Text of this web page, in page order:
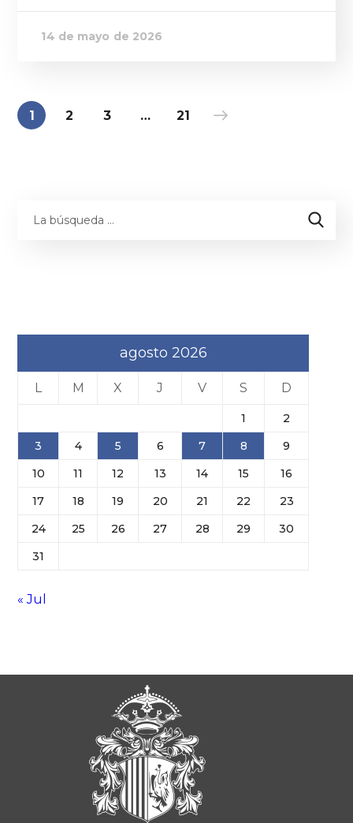
14 de mayo de 2026
1 2 3 … 21
agosto 2026
L M X J V S D
1
2
3
4 5 6 7 8
9
10
11 12 13 14 15
16
17
18 19 20 21 22
23
24
25 26 27 28 29
30
31
« Jul